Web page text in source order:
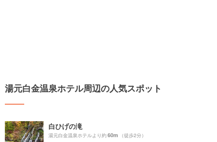
湯元白金温泉ホテル周辺の人気スポット
白ひげの滝
湯元白金温泉ホテルより約60m （徒歩2分）